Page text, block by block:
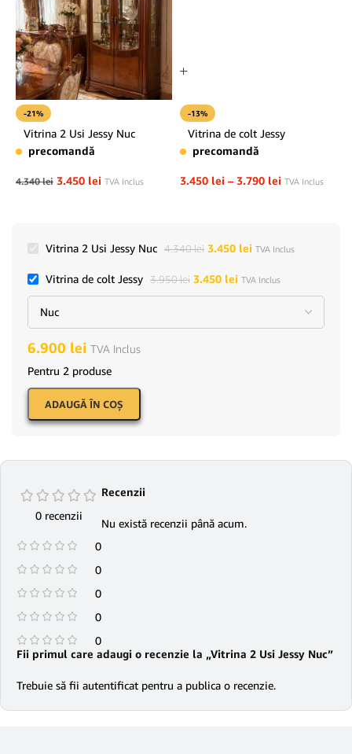
-21%
Vitrina 2 Usi Jessy Nuc
precomandă
4.340lei 3.450 lei TVA Inclus
-13%
Vitrina de colt Jessy
precomandă
3.450 lei – 3.790 lei TVA Inclus
Vitrina 2 Usi Jessy Nuc 4.340lei 3.450 lei TVA Inclus
Vitrina de colt Jessy 3.950lei 3.450 lei TVA Inclus
6.900 lei TVA Inclus
Pentru 2 produse
ADAUGĂ ÎN COŞ
0 recenzii
0
0
0
0
0
Recenzii
Nu există recenzii până acum.
Fii primul care adaugi o recenzie la „Vitrina 2 Usi Jessy Nuc”
Trebuie să fii autentificat pentru a publica o recenzie.